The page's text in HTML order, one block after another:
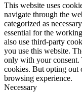
This website uses
navigate through the
categorized as
essential for the
also use third-party
you use this website.
only with your consent.
cookies. But opting out
browsing experience.
Necessary